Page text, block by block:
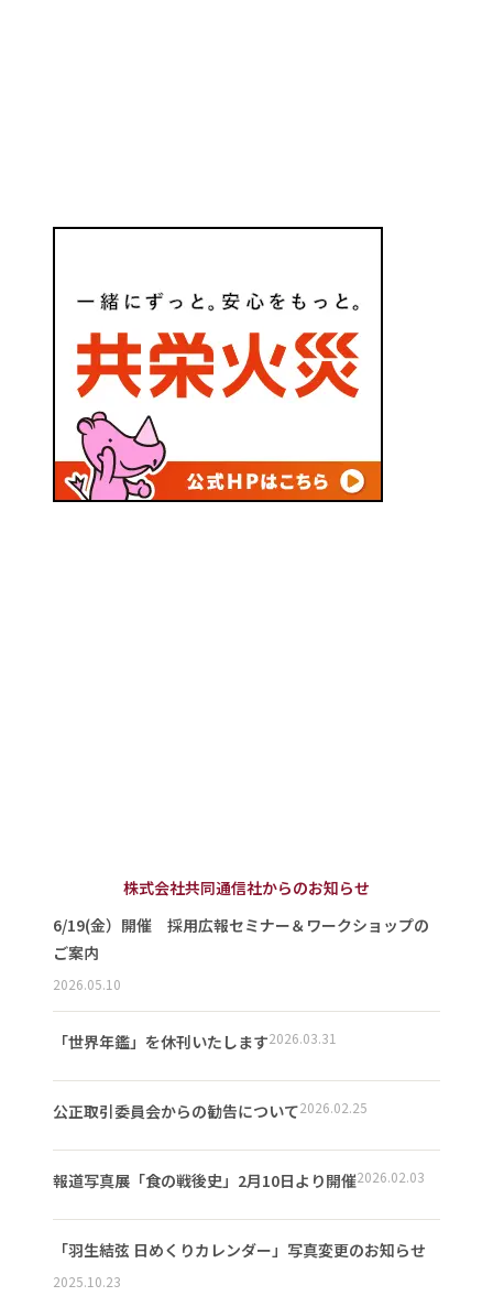
株式会社共同通信社からのお知らせ
6/19(金）開催 採用広報セミナー＆ワークショップの
ご案内
2026.05.10
「世界年鑑」を休刊いたします2026.03.31
公正取引委員会からの勧告について2026.02.25
報道写真展「食の戦後史」2月10日より開催2026.02.03
「羽生結弦 日めくりカレンダー」写真変更のお知らせ
2025.10.23